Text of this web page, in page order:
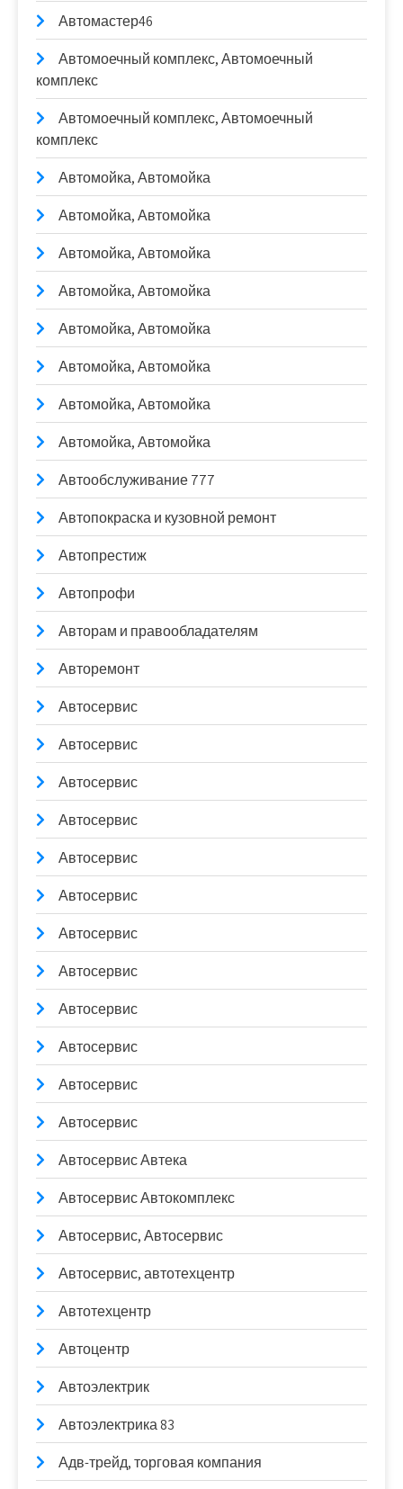
Автомастер46
Автомоечный комплекс, Автомоечный
комплекс
Автомоечный комплекс, Автомоечный
комплекс
Автомойка, Автомойка
Автомойка, Автомойка
Автомойка, Автомойка
Автомойка, Автомойка
Автомойка, Автомойка
Автомойка, Автомойка
Автомойка, Автомойка
Автомойка, Автомойка
Автообслуживание 777
Автопокраска и кузовной ремонт
Автопрестиж
Автопрофи
Авторам и правообладателям
Авторемонт
Автосервис
Автосервис
Автосервис
Автосервис
Автосервис
Автосервис
Автосервис
Автосервис
Автосервис
Автосервис
Автосервис
Автосервис
Автосервис Автека
Автосервис Автокомплекс
Автосервис, Автосервис
Автосервис, автотехцентр
Автотехцентр
Автоцентр
Автоэлектрик
Автоэлектрика 83
Адв-трейд, торговая компания